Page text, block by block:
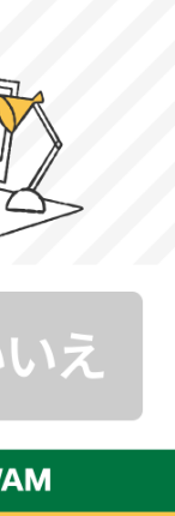
師がおすすめ
に居ながら、学
ン指導を受ける
分の好きな場所
むことができま
で成績アップ